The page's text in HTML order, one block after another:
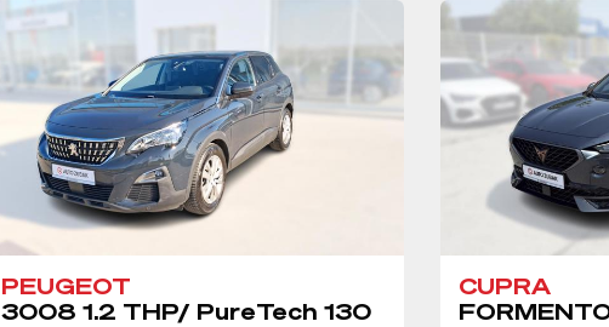
PEUGEOT
3008 1.2 THP/ PureTech 130
CUPRA